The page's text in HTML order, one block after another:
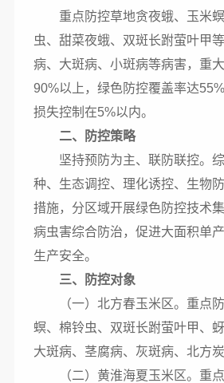
重点防控草地贪夜蛾、玉米螟
虫、甜菜夜蛾、双斑长跗萤叶甲
病、大斑病、小斑病等病害，重
90%以上，绿色防控覆盖率达55%
损失控制在5%以内。
二、防控策略
坚持预防为主、联防联控。综
种、生态调控、理化诱控、生物
措施，分区域开展绿色防控技术
病虫害综合防治，促进大面积单
生产安全。
三、防控对象
（一）北方春玉米区。重点防
螟、棉铃虫、双斑长跗萤叶甲、
大斑病、茎腐病、灰斑病、北方
（二）黄淮海夏玉米区。重点